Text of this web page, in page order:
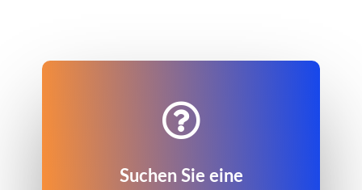

Suchen Sie eine